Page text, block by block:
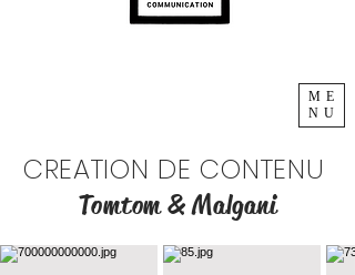
ME
NU
CREATION DE CONTENU
Tomtom & Malgani